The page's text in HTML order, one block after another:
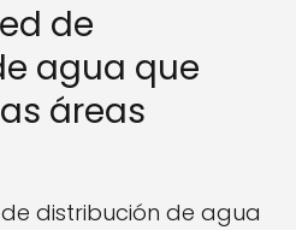
de
agua que
áreas
distribución de agua